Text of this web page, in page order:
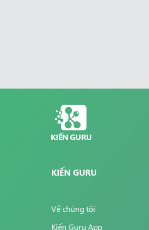
KIẾN GURU
Về chúng tôi
Kiến Guru App